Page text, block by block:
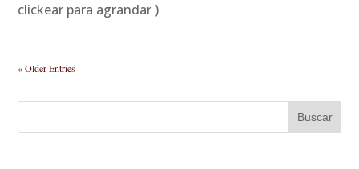
clickear para agrandar )
« Older Entries